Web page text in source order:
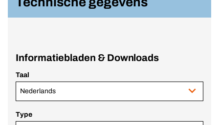
Informatiebladen & Downloads
Taal
Nederlands
Type